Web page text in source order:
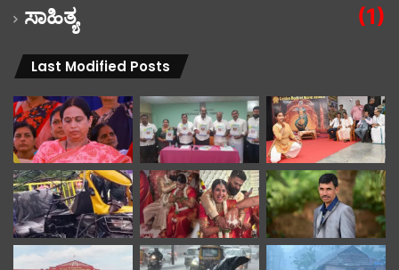
ಸಾಹಿತ್ಯ (1)
Last Modified Posts